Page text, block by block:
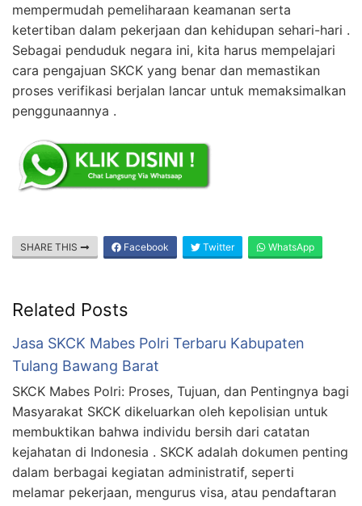
mempermudah pemeliharaan keamanan serta
ketertiban dalam pekerjaan dan kehidupan sehari-hari .
Sebagai penduduk negara ini, kita harus mempelajari
cara pengajuan SKCK yang benar dan memastikan
proses verifikasi berjalan lancar untuk memaksimalkan
penggunaannya .
SHARE THIS Facebook Twitter WhatsApp
Related Posts
Jasa SKCK Mabes Polri Terbaru Kabupaten
Tulang Bawang Barat
SKCK Mabes Polri: Proses, Tujuan, dan Pentingnya bagi
Masyarakat SKCK dikeluarkan oleh kepolisian untuk
membuktikan bahwa individu bersih dari catatan
kejahatan di Indonesia . SKCK adalah dokumen penting
dalam berbagai kegiatan administratif, seperti
melamar pekerjaan, mengurus visa, atau pendaftaran